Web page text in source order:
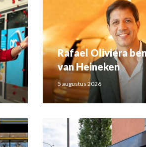
Rafael Oliviera
van Heineken
5 augustus 2026